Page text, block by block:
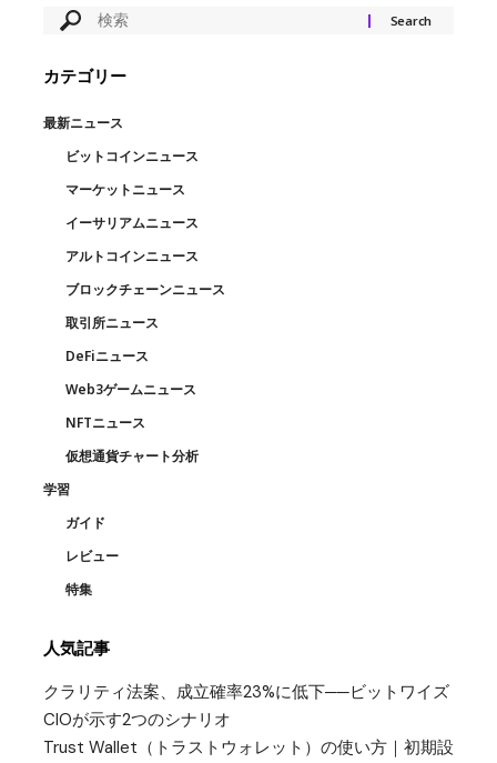
カテゴリー
最新ニュース
ビットコインニュース
マーケットニュース
イーサリアムニュース
アルトコインニュース
ブロックチェーンニュース
取引所ニュース
DeFiニュース
Web3ゲームニュース
NFTニュース
仮想通貨チャート分析
学習
ガイド
レビュー
特集
人気記事
クラリティ法案、成立確率23%に低下──ビットワイズ
CIOが示す2つのシナリオ
Trust Wallet（トラストウォレット）の使い方｜初期設